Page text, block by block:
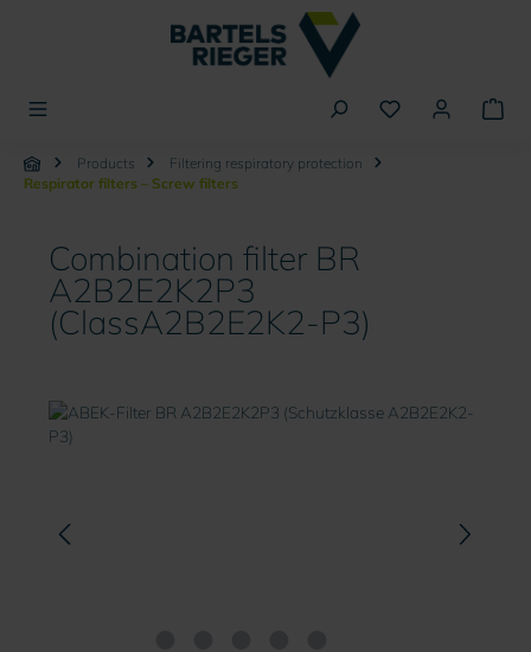
Products
Filtering respiratory protection
Respirator filters – Screw filters
Combination filter BR
A2B2E2K2P3
(ClassA2B2E2K2-P3)
Skip image gallery